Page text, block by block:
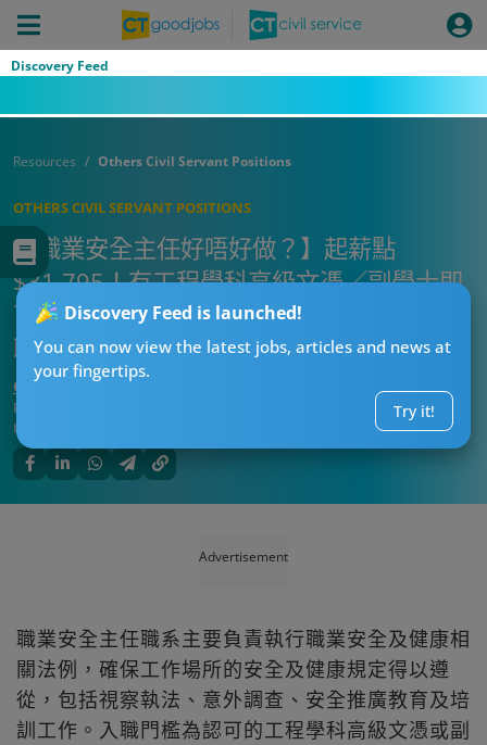
Discovery Feed
Discovery Feed is launched!
You can now view the latest jobs, articles and news at
your fingertips.
Try it!
全攻略！
Resources Others Civil Servant Positions
OTHERS CIVIL SERVANT POSITIONS
【職業安全主任好唔好做？】起薪點
$31,795！有工程學科高級文憑／副學士即
可入行？面試會問啲咩？即睇人工＋筆試＋
職系全攻略！
CT求職戰略師
Published:
Updated:
Advertisement
職業安全主任職系主要負責執行職業安全及健康相
關法例，確保工作場所的安全及健康規定得以遵
從，包括視察執法、意外調查、安全推廣教育及培
訓工作。入職門檻為認可的工程學科高級文憑或副